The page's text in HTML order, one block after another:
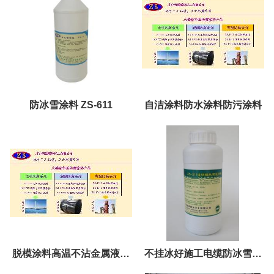
防冰雪涂料 ZS-611 自洁涂料防水涂料防污涂料
脱模涂料高温不沾金属液不 不挂冰好施工电缆防冰雪涂